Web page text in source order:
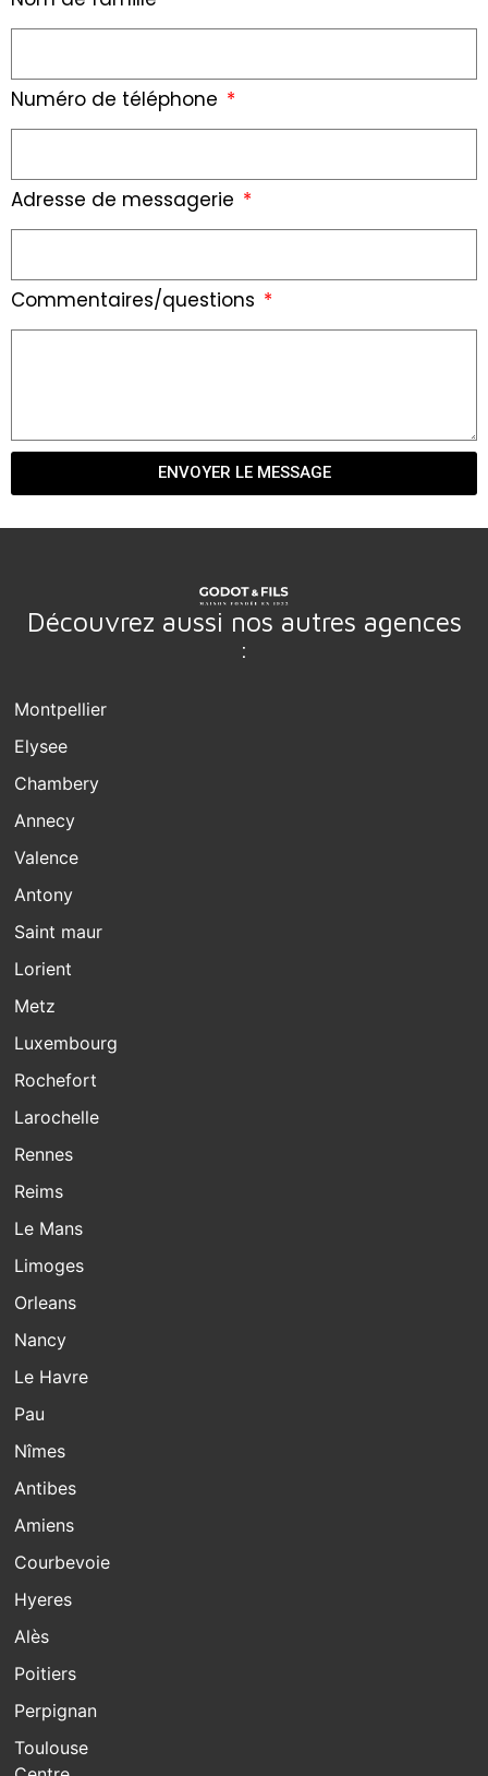
Numéro de téléphone
Adresse de messagerie
Commentaires/questions
ENVOYER LE MESSAGE
Découvrez aussi nos autres agences
:
Montpellier
Elysee
Chambery
Annecy
Valence
Antony
Saint maur
Lorient
Metz
Luxembourg
Rochefort
Larochelle
Rennes
Reims
Le Mans
Limoges
Orleans
Nancy
Le Havre
Pau
Nîmes
Antibes
Amiens
Courbevoie
Hyeres
Alès
Poitiers
Perpignan
Toulouse